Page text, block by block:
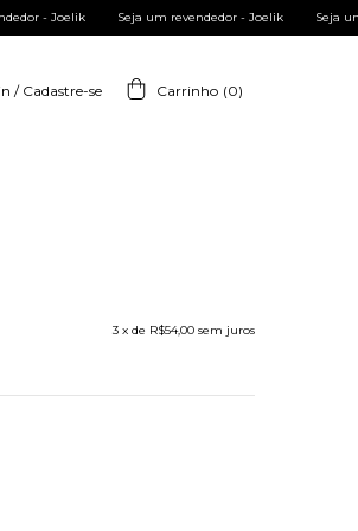
- Joelik Seja um revendedor - Joelik Seja
/ Cadastre-se Carrinho (0)
3 x de R$54,00 sem juros